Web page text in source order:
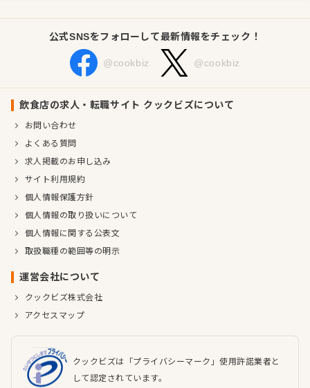
公式SNSをフォローして最新情報をチェック！
@cookbiz @cookbiz
飲食店の求人・転職サイト クックビズについて
お問い合わせ
よくある質問
求人掲載のお申し込み
サイト利用規約
個人情報保護方針
個人情報の取り扱いについて
個人情報に関する公表文
取扱職種の範囲等の明示
運営会社について
クックビズ株式会社
アクセスマップ
クックビズは「プライバシーマーク」使用許諾業者と
して認定されています。